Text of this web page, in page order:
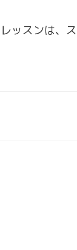
ッスンは、